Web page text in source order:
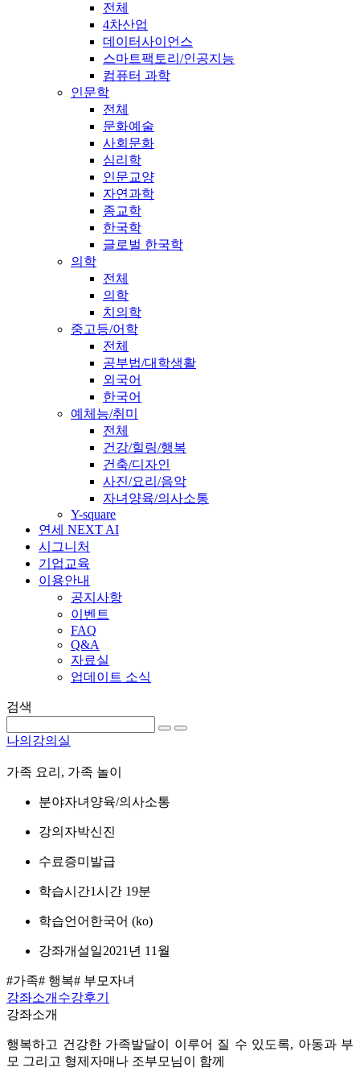
전체
4차산업
데이터사이언스
스마트팩토리/인공지능
컴퓨터 과학
인문학
전체
문화예술
사회문화
심리학
인문교양
자연과학
종교학
한국학
글로벌 한국학
의학
전체
의학
치의학
중고등/어학
전체
공부법/대학생활
외국어
한국어
예체능/취미
전체
건강/힐링/행복
건축/디자인
사진/요리/음악
자녀양육/의사소통
Y-square
연세 NEXT AI
시그니처
기업교육
이용안내
공지사항
이벤트
FAQ
Q&A
자료실
업데이트 소식
검색
나의강의실
가족 요리, 가족 놀이
분야자녀양육/의사소통
강의자박신진
수료증미발급
학습시간1시간 19분
학습언어 한국어 ‎(ko)‎
강좌개설일2021년 11월
#가족# 행복# 부모자녀
강좌소개 수강후기
강좌소개
행복하고 건강한 가족발달이 이루어 질 수 있도록, 아동과 부
모 그리고 형제자매나 조부모님이 함께